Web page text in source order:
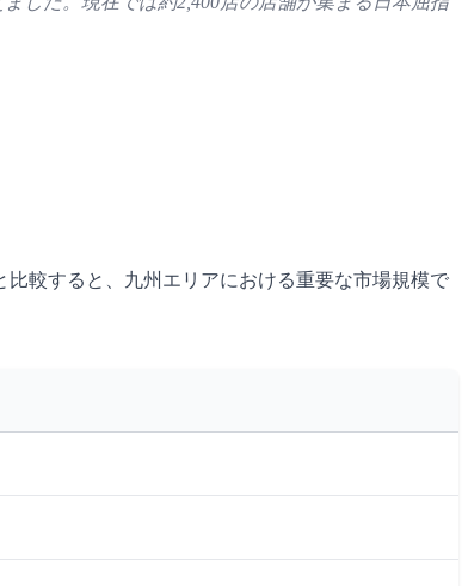
比較すると、九州エリアにおける重要な市場規模で